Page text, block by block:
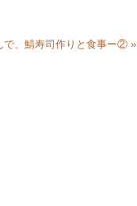
で、鯖寿司作りと食事ー② »